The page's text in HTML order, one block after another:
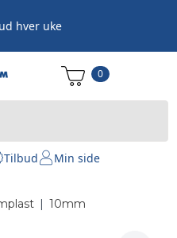
hver uke
0
Tilbud Min side
| 10mm